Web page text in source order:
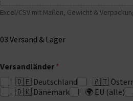
Excel/CSV mit Maßen, Gewicht &
03 Versand & Lager
Versandländer *
🇩🇪 Deutschland
🇦🇹
🇩🇰 Dänemark
🌍 EU (alle)